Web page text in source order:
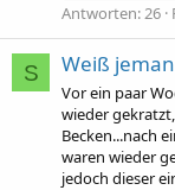
Antworten: 26
S Weiß
Vor ein paar
wieder
Becken...nach
waren wieder
jedoch dieser